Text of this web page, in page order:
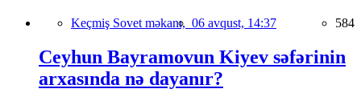
Keçmiş Sovet məkanı, 06 avqust, 14:37 584
Ceyhun Bayramovun Kiyev səfərinin
arxasında nə dayanır?